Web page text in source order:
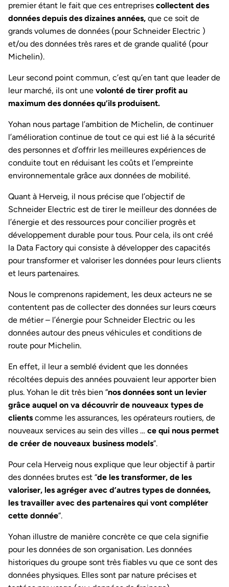
premier étant le fait que ces entreprises collectent des
données depuis des dizaines années, que ce soit de
grands volumes de données (pour Schneider Electric )
et/ou des données très rares et de grande qualité (pour
Michelin).
Leur second point commun, c’est qu’en tant que leader de
leur marché, ils ont une volonté de tirer profit au
maximum des données qu’ils produisent.
Yohan nous partage l’ambition de Michelin, de continuer
l’amélioration continue de tout ce qui est lié à la sécurité
des personnes et d’offrir les meilleures expériences de
conduite tout en réduisant les coûts et l’empreinte
environnementale grâce aux données de mobilité.
Quant à Herveig, il nous précise que l’objectif de
Schneider Electric est de tirer le meilleur des données de
l’énergie et des ressources pour concilier progrès et
développement durable pour tous. Pour cela, ils ont créé
la Data Factory qui consiste à développer des capacités
pour transformer et valoriser les données pour leurs clients
et leurs partenaires.
Nous le comprenons rapidement, les deux acteurs ne se
contentent pas de collecter des données sur leurs cœurs
de métier – l’énergie pour Schneider Electric ou les
données autour des pneus véhicules et conditions de
route pour Michelin.
En effet, il leur a semblé évident que les données
récoltées depuis des années pouvaient leur apporter bien
plus. Yohan le dit très bien “nos données sont un levier
grâce auquel on va découvrir de nouveaux types de
clients comme les assurances, les opérateurs routiers, de
nouveaux services au sein des villes … ce qui nous permet
de créer de nouveaux business models”.
Pour cela Herveig nous explique que leur objectif à partir
des données brutes est “de les transformer, de les
valoriser, les agréger avec d’autres types de données,
les travailler avec des partenaires qui vont compléter
cette donnée”.
Yohan illustre de manière concrète ce que cela signifie
pour les données de son organisation. Les données
historiques du groupe sont très fiables vu que ce sont des
données physiques. Elles sont par nature précises et